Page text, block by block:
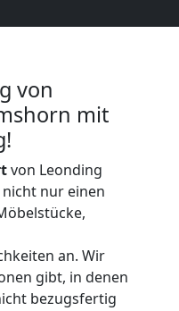
von
mit
von Leonding
nur einen
an. Wir
gibt, in denen
bezugsfertig